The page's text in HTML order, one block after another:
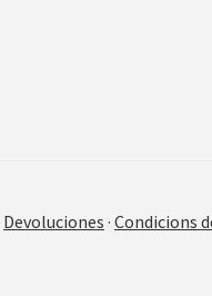
Devoluciones ·Condicions